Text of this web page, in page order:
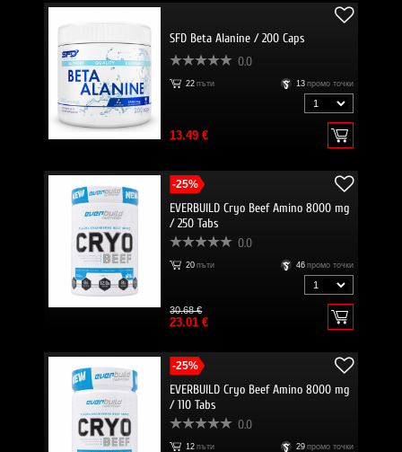
SFD Beta Alanine / 200 Caps
0.0
22 пъти 13 промо точки
13.49 €
-25%
EVERBUILD Cryo Beef Amino 8000 mg
/ 250 Tabs
0.0
20 пъти 46 промо точки
30.68 €
23.01 €
-25%
EVERBUILD Cryo Beef Amino 8000 mg
/ 110 Tabs
0.0
12 пъти 29 промо точки